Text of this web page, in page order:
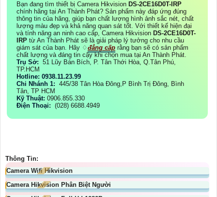
Bạn đang tìm thiết bị Camera Hikvision DS-2CE16D0T-IRP
chính hãng tại An Thành Phát? Sản phẩm này đáp ứng đúng
thông tin của hãng, giúp bạn chất lượng hình ảnh sắc nét, chất
lượng màu đẹp và khả năng quan sát tốt. Với thiết kế hiện đại
và tính năng an ninh cao cấp, Camera Hikvision DS-2CE16D0T-
IRP từ An Thành Phát sẽ là giải pháp lý tưởng cho nhu cầu
giám sát của bạn. Hãy ♢đẳng cấp rằng bạn sẽ có sản phẩm
chất lượng và đáng tin cậy khi chọn mua tại An Thành Phát.
Trụ Sở: 51 Lũy Bán Bích, P. Tân Thới Hòa, Q.Tân Phú,
TP.HCM
Hotline: 0938.11.23.99
Chi Nhánh 1: 445/38 Tân Hòa Đông,P Bình Trị Đông, Bình
Tân, TP HCM
Kỹ Thuật: 0906.855.330
Điện Thoại: (028) 6688.4949
Thông Tin:
Camera Wifi Hikvision
Camera Hikvision Phân Biệt Người